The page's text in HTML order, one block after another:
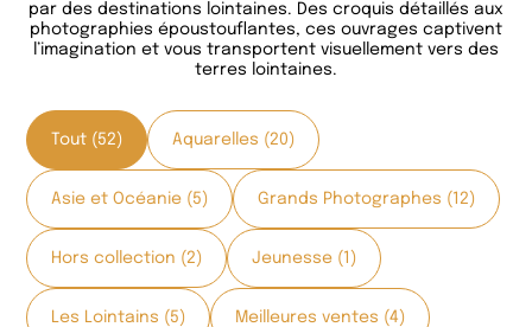
par des destinations lointaines. Des croquis détaillés aux
photographies époustouflantes, ces ouvrages captivent
l’imagination et vous transportent visuellement vers des
terres lointaines.
Tout (52) Aquarelles (20)
Asie et Océanie (5) Grands Photographes (12)
Hors collection (2) Jeunesse (1)
Les Lointains (5) Meilleures ventes (4)